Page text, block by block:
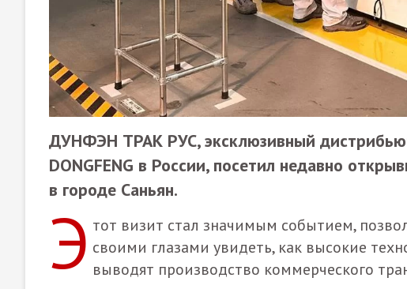
ДУНФЭН ТРАК РУС, эксклюзивный
DONGFENG в России, посетил недавно
в городе Саньян.
Э тот визит стал значимым событием,
своими глазами увидеть, как высокие
выводят производство коммерческого